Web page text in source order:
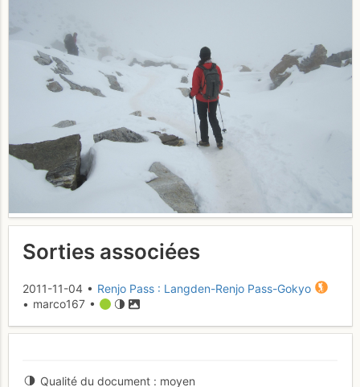
Sorties associées
2011-11-04 • Renjo Pass : Langden-Renjo Pass-Gokyo
• marco167 •
Qualité du document moyen